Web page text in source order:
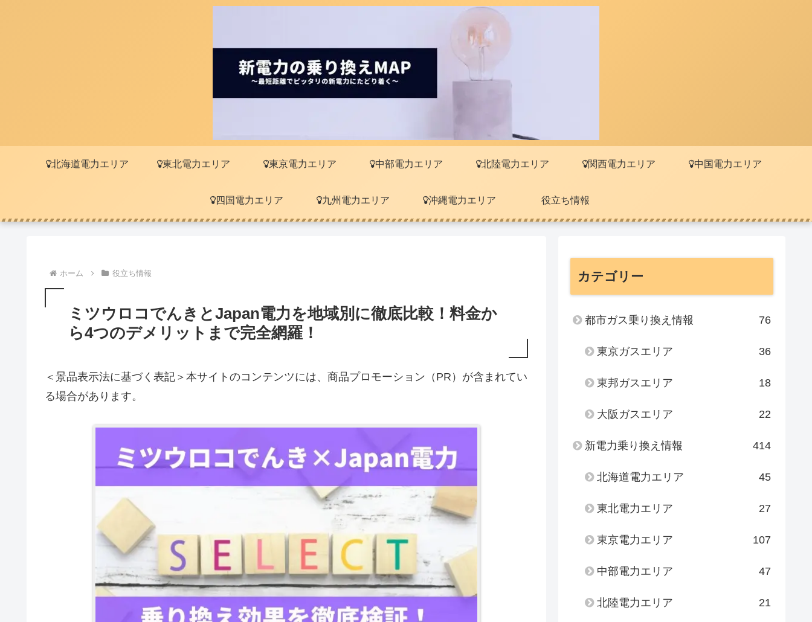
北海道電力エリア 東北電力エリア 東京電力エリア 中部電力エリア 北陸電力エリア 関西電力エリア 中国電力エリア
四国電力エリア 九州電力エリア 沖縄電力エリア 役立ち情報
ホーム 役立ち情報
ミツウロコでんきとJapan電力を地域別に徹底比較！料金か
ら4つのデメリットまで完全網羅！
＜景品表示法に基づく表記＞本サイトのコンテンツには、商品プロモーション（PR）が含まれてい
る場合があります。
カテゴリー
都市ガス乗り換え情報 76
東京ガスエリア 36
東邦ガスエリア 18
大阪ガスエリア 22
新電力乗り換え情報 414
北海道電力エリア 45
東北電力エリア 27
東京電力エリア 107
中部電力エリア 47
北陸電力エリア 21